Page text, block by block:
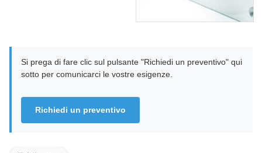
Si prega di fare clic sul pulsante "Richiedi un preventivo" qui
sotto per comunicarci le vostre esigenze.
Richiedi un preventivo